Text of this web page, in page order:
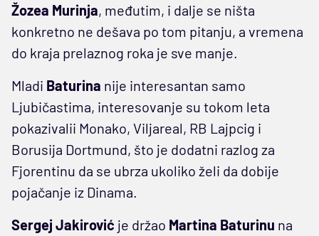
Žozea Murinja, međutim, i dalje se ništa
konkretno ne dešava po tom pitanju, a vremena
do kraja prelaznog roka je sve manje.
Mladi Baturina nije interesantan samo
Ljubičastima, interesovanje su tokom leta
pokazivalii Monako, Viljareal, RB Lajpcig i
Borusija Dortmund, što je dodatni razlog za
Fjorentinu da se ubrza ukoliko želi da dobije
pojačanje iz Dinama.
Sergej Jakirović je držao Martina Baturinu na